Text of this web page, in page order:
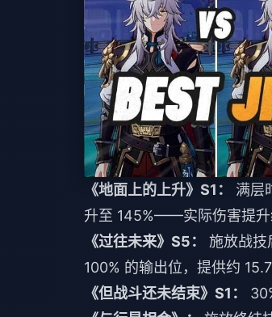
《地面上的上升》S1：
满层
升至 145%——实际伤害提升
《过往未来》S5：
施放战技
100% 的输出位，提供约
《但战斗还未结束》S1：